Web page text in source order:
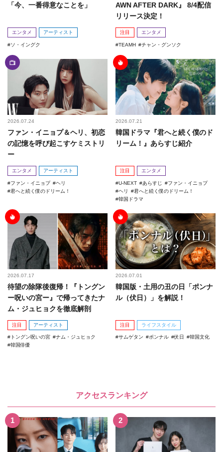
「今、一番得意なことを」
エンタメ アーティスト
ソ・イングク
AWN AFTER DARK』 8/4配信
リリース決定！
注目 エンタメ
TEAMH チャン・グンソク
2026.07.24
ファン・イニョプ＆ヘリ、初恋
の記憶を呼び起こすケミストリ
ー
エンタメ アーティスト
ファン・イニョプ
ヘリ
君へと続く僕のドリーム！
2026.07.21
韓国ドラマ『君へと続く僕のド
リーム！』あらすじ紹介
注目 エンタメ
U-NEXT あらすじ
ファン・イニョプ
ヘリ
君へと続く僕のドリーム！
韓国ドラマ
2026.07.17
待望の除隊後復帰！『トングン
ー呪いの宮ー』で帰ってきたナ
ム・ジュヒョクを徹底解剖
注目 アーティスト
トングン呪いの宮
ナム・ジュヒョク
韓国俳優
2026.07.01
韓国版・土用の丑の日「ポンナ
ル（伏日）」を解説！
注目 ライフスタイル
サムゲタン ポンナル 伏日 韓国文化
アクセスランキング